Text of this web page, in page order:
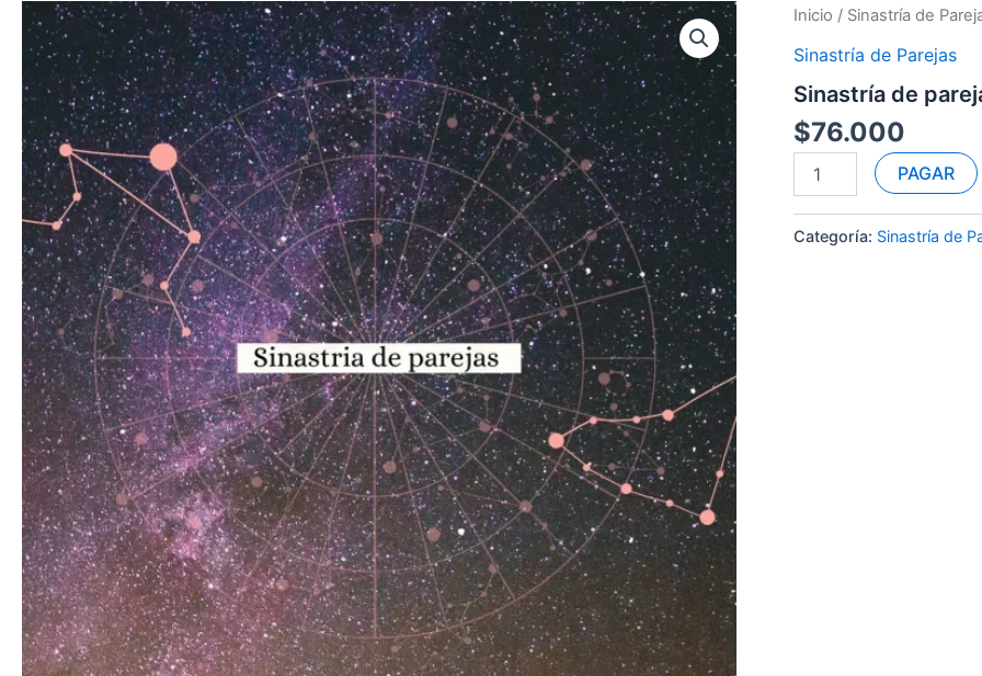
Inicio / Sinastría de
Sinastría de Parejas
Sinastría de
$76.000
Sinastría
parejas
PAGAR
Categoría: Sinastría de